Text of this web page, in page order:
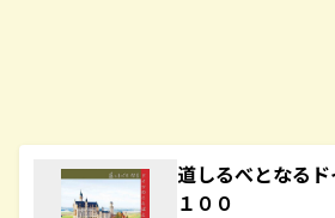
道しるべとなる
１００